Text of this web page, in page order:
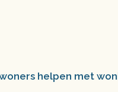
helpen met